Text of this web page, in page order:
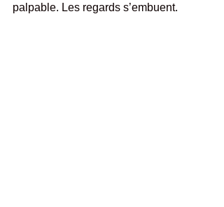
palpable. Les regards s’embuent.